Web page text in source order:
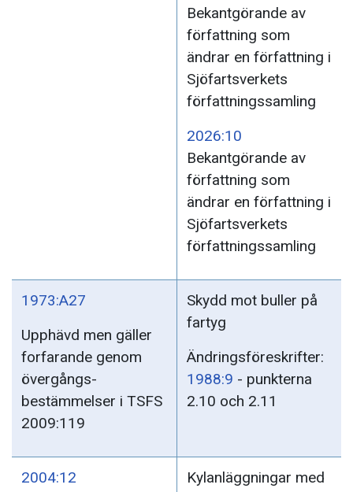
Bekantgörande av
författning som
ändrar en författning i
Sjöfartsverkets
författningssamling
2026:10
Bekantgörande av
författning som
ändrar en författning i
Sjöfartsverkets
författningssamling
1973:A27
Upphävd men gäller
forfarande genom
övergångs-
bestämmelser i TSFS
2009:119
Skydd mot buller på
fartyg
Ändringsföreskrifter:
1988:9 - punkterna
2.10 och 2.11
2004:12
Kylanläggningar med